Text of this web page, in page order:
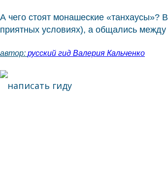
А чего стоят монашеские
приятных условиях), а общались
автор: русский гид Валерия Кальченко
написать гиду